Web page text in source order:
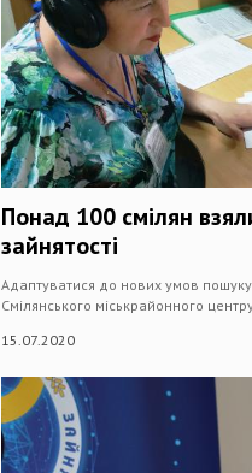
Понад 100 смілян
зайнятості
Адаптуватися до нових умов
Смілянського міськрайонного
15.07.2020